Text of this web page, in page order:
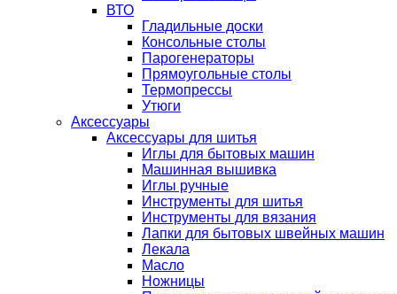
ВТО
Гладильные доски
Консольные столы
Парогенераторы
Прямоугольные столы
Термопрессы
Утюги
Аксессуары
Аксессуары для шитья
Иглы для бытовых машин
Машинная вышивка
Иглы ручные
Инструменты для шитья
Инструменты для вязания
Лапки для бытовых швейных машин
Лекала
Масло
Ножницы